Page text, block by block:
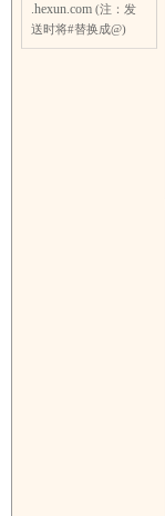
.hexun.com (注：发
送时将#替换成@)